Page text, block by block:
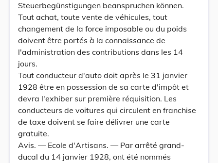
Steuerbegünstigungen beanspruchen können.
Tout achat, toute vente de véhicules, tout
changement de la force imposable ou du poids
doivent être portés à la connaissance de
l'administration des contributions dans les 14
jours.
Tout conducteur d'auto doit après le 31 janvier
1928 être en possession de sa carte d'impôt et
devra l'exhiber sur première réquisition. Les
conducteurs de voitures qui circulent en franchise
de taxe doivent se faire délivrer une carte
gratuite.
Avis. — Ecole d'Artisans. — Par arrêté grand-
ducal du 14 janvier 1928, ont été nommés